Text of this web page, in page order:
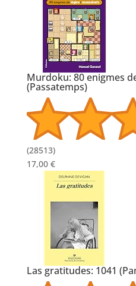
Murdoku: 80 enigmes
(Passatemps)
(28513)
17,00 €
Las gratitudes: 1041